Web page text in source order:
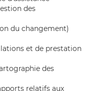
des
du changement)
et de prestation
des
relatifs aux